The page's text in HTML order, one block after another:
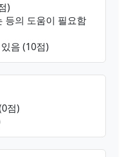
)
등의 도움이 필요함
음 (10점)
점)